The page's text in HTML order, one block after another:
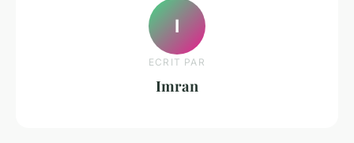
I
ECRIT PAR
Imran